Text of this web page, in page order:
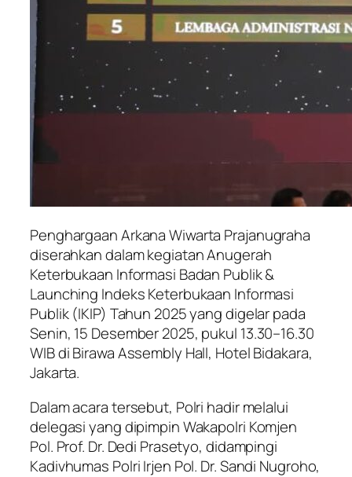
Penghargaan Arkana Wiwarta Prajanugraha
diserahkan dalam kegiatan Anugerah
Keterbukaan Informasi Badan Publik &
Launching Indeks Keterbukaan Informasi
Publik (IKIP) Tahun 2025 yang digelar pada
Senin, 15 Desember 2025, pukul 13.30–16.30
WIB di Birawa Assembly Hall, Hotel Bidakara,
Jakarta.
Dalam acara tersebut, Polri hadir melalui
delegasi yang dipimpin Wakapolri Komjen
Pol. Prof. Dr. Dedi Prasetyo, didampingi
Kadivhumas Polri Irjen Pol. Dr. Sandi Nugroho,